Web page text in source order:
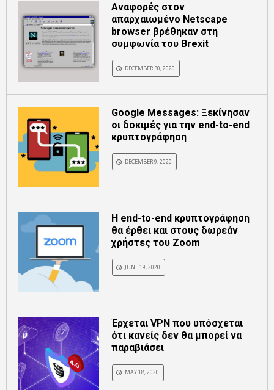
Αναφορές στον
απαρχαιωμένο Netscape
browser βρέθηκαν στη
συμφωνία του Brexit
DECEMBER 30, 2020
Google Messages: Ξεκίνησαν
οι δοκιμές για την end-to-end
κρυπτογράφηση
DECEMBER 9, 2020
Η end-to-end κρυπτογράφηση
θα έρθει και στους δωρεάν
χρήστες του Zoom
JUNE 19, 2020
Έρχεται VPN που υπόσχεται
ότι κανείς δεν θα μπορεί να
παραβιάσει
MAY 18, 2020